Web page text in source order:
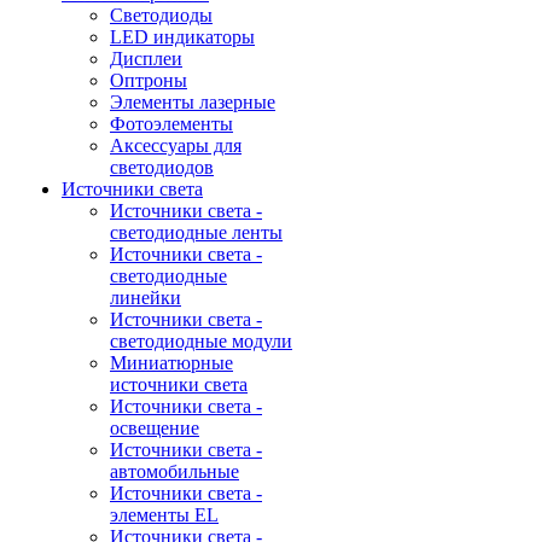
Светодиоды
LED индикаторы
Дисплеи
Оптроны
Элементы лазерные
Фотоэлементы
Аксессуары для
светодиодов
Источники света
Источники света -
светодиодные ленты
Источники света -
светодиодные
линейки
Источники света -
светодиодные модули
Миниатюрные
источники света
Источники света -
освещение
Источники света -
автомобильные
Источники света -
элементы EL
Источники света -